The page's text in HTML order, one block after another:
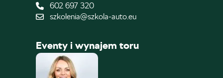
602 697 320
szkolenia@szkola-auto.eu
Eventy i wynajem toru